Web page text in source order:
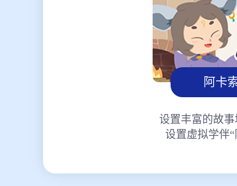
阿卡
设置丰富的故
设置虚拟学伴